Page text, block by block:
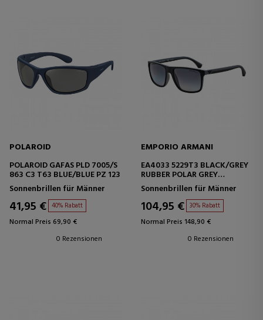
POLAROID
POLAROID GAFAS PLD 7005/S
863 C3 T63 BLUE/BLUE PZ 123
Sonnenbrillen für Männer
41,95 € 40% Rabatt
Normal Preis 69,90 €
0 Rezensionen
EMPORIO ARMANI
EA4033 5229T3 BLACK/GREY
RUBBER POLAR GREY
GRADIENT
Sonnenbrillen für Männer
104,95 € 30% Rabatt
Normal Preis 148,90 €
0 Rezensionen